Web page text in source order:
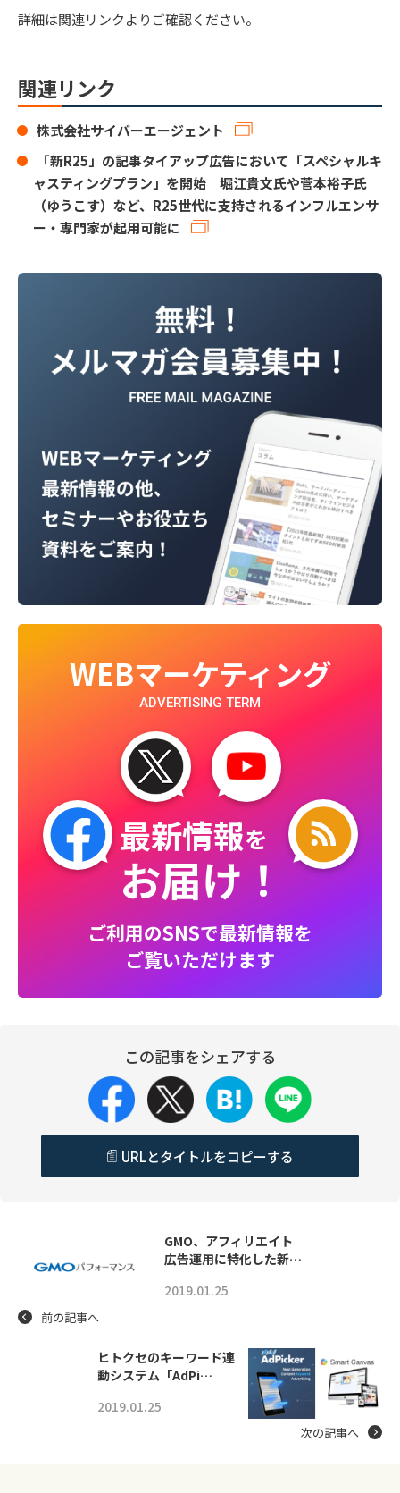
詳細は関連リンクよりご確認ください。
関連リンク
株式会社サイバーエージェント
「新R25」の記事タイアップ広告において「スペシャルキ
ャスティングプラン」を開始 堀江貴文氏や菅本裕子氏
（ゆうこす）など、R25世代に支持されるインフルエンサ
ー・専門家が起用可能に
WEBマーケティング
ADVERTISING TERM
最新情報を
お届け！
ご利用のSNSで最新情報を
ご覧いただけます
この記事をシェアする
URLとタイトルをコピーする
GMO、アフィリエイト
広告運用に特化した新…
2019.01.25
前の記事へ
ヒトクセのキーワード連
動システム「AdPi…
2019.01.25
次の記事へ